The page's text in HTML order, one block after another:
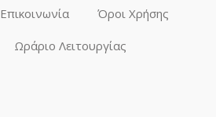
Επικοινωνία Όροι Χρήσης
Ωράριο Λειτουργίας